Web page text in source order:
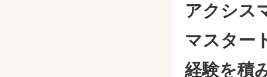
アクシス
マスター
経験を積